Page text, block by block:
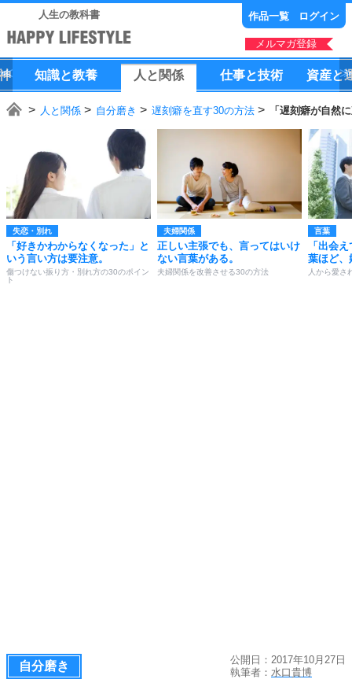
人生の教科書 作品一覧 ログイン
メルマガ登録
知識と教養 人 と 関係 仕事と技術 資産と
人と関係 自分磨き 遅刻癖を直す30の方法 「遅刻癖が自然
失恋・別れ
「好きかわからなくなった」と
いう言い方は要注意。
傷つけない振り方・別れ方の30のポイン
ト
夫婦関係
正しい主張でも、言ってはいけ
ない言葉がある。
夫婦関係を改善させる30の方法
言葉
「出会
葉ほど、
人から愛さ
自分磨き
公開日：2017年10月27日
執筆者： 水口貴博